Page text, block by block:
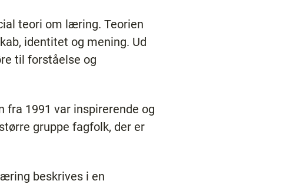
teori om læring. Teorien
identitet og mening. Ud
til forståelse og
fra 1991 var inspirerende og
gruppe fagfolk, der er
beskrives i en